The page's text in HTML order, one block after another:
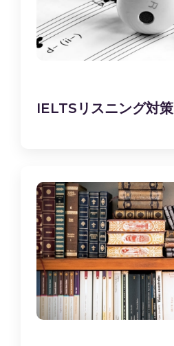
IELTSリスニング対策